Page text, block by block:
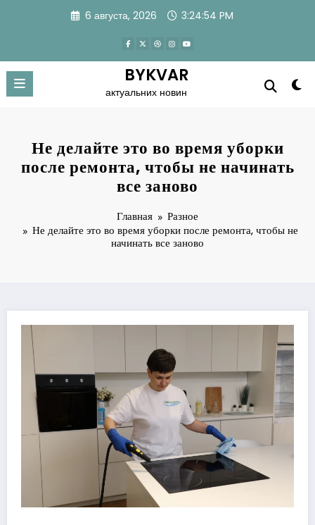
6 августа, 2026 3:24:54 PM
BYKVAR
актуальних новин
Не делайте это во время уборки
после ремонта, чтобы не начинать
все заново
Главная
Разное
Не делайте это во время уборки после ремонта, чтобы не
начинать все заново